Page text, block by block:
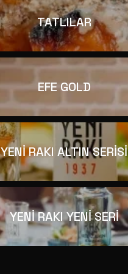
TATLILAR
EFE GOLD
YENİ RAKI ALTIN SERİSİ
YENİ RAKI YENİ SERİ